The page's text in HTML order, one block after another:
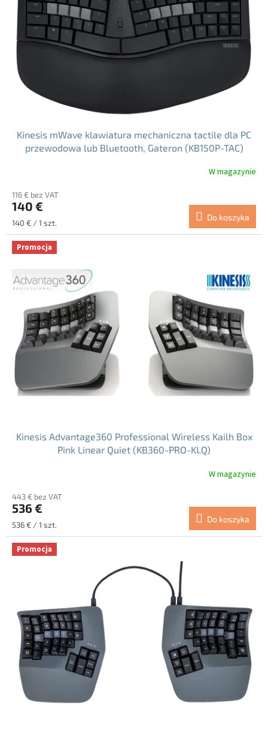
Kinesis mWave klawiatura mechaniczna tactile dla PC
przewodowa lub Bluetooth, Gateron (KB150P-TAC)
produktu
wynosi
4.5
5
gwiazdek.
W magazynie
116 € bez VAT
140 €
Cena
jednostkowa:
140 € / 1 szt.
Do koszyka
Promocja
Kinesis Advantage360 Professional Wireless Kailh Box
Pink Linear Quiet (KB360-PRO-KLQ)
produktu
wynosi
5.0
5
gwiazdek.
W magazynie
443 € bez VAT
536 €
Cena
jednostkowa:
536 € / 1 szt.
Do koszyka
Promocja